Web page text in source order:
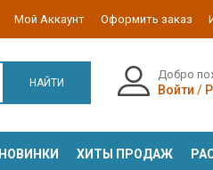
Мой Аккаунт Оформить заказ
НАЙТИ
Добро
Войти /
НОВИНКИ ХИТЫ ПРОДАЖ